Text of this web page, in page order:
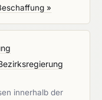
»
innerhalb der